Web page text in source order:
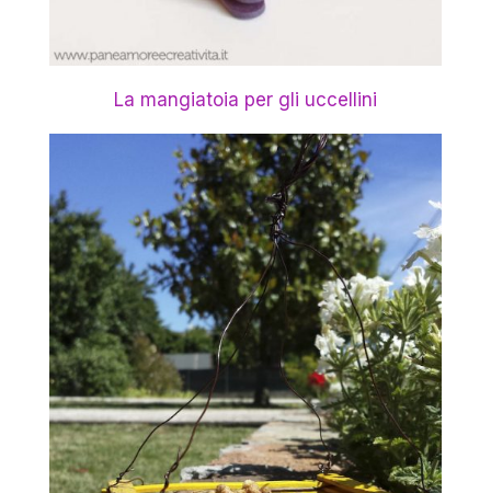
La mangiatoia per gli uccellini